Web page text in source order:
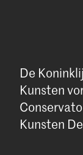
De
Kunsten
Kunsten